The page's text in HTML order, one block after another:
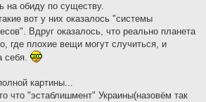
на обиду по существу.
вот у них оказалось "системы
Вдруг оказалось, что реально планета
где плохие вещи могут случиться, и
себя.
картины...
что "эстаблишмент" Украины(назовём так